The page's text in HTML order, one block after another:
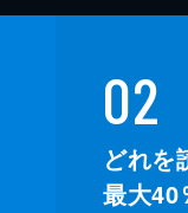
02
どれを
最大40